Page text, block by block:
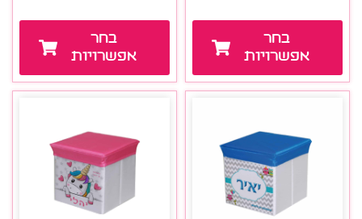
בחר
אפשרויות
בחר
אפשרויות